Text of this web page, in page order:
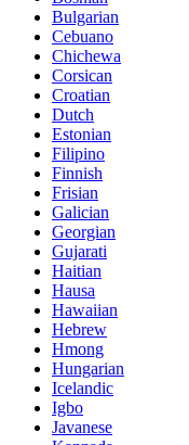
Bulgarian
Cebuano
Chichewa
Corsican
Croatian
Dutch
Estonian
Filipino
Finnish
Frisian
Galician
Georgian
Gujarati
Haitian
Hausa
Hawaiian
Hebrew
Hmong
Hungarian
Icelandic
Igbo
Javanese